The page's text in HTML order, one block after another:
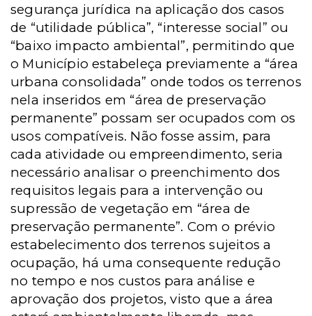
segurança jurídica na aplicação dos casos
de “utilidade pública”, “interesse social” ou
“baixo impacto ambiental”, permitindo que
o Município estabeleça previamente a “área
urbana consolidada” onde todos os terrenos
nela inseridos em “área de preservação
permanente” possam ser ocupados com os
usos compatíveis. Não fosse assim, para
cada atividade ou empreendimento, seria
necessário analisar o preenchimento dos
requisitos legais para a intervenção ou
supressão de vegetação em “área de
preservação permanente”. Com o prévio
estabelecimento dos terrenos sujeitos a
ocupação, há uma consequente redução
no tempo e nos custos para análise e
aprovação dos projetos, visto que a área